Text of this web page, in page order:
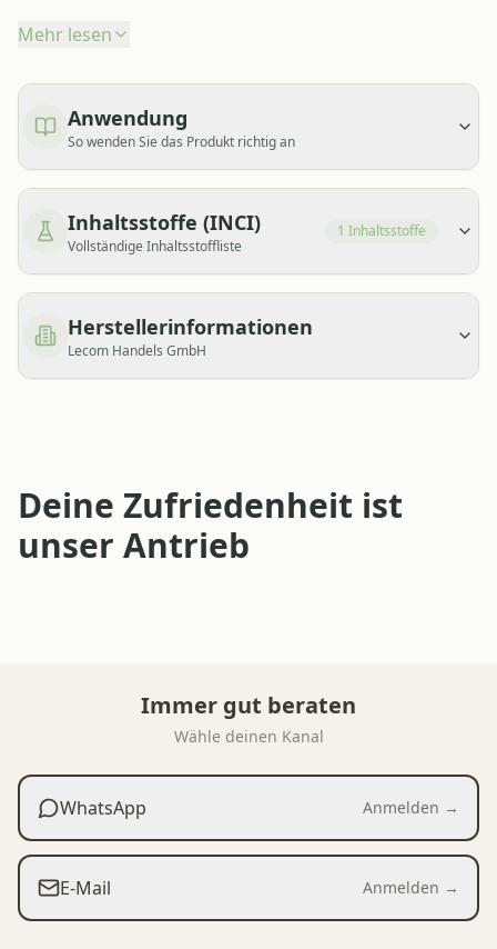
Mehr lesen
Anwendung
So wenden Sie das Produkt richtig an
Inhaltsstoffe (INCI)
Vollständige Inhaltsstoffliste
1 Inhaltsstoffe
Herstellerinformationen
Lecom Handels GmbH
Deine Zufriedenheit ist
unser Antrieb
Immer gut beraten
Wähle deinen Kanal
WhatsApp Anmelden →
E-Mail Anmelden →